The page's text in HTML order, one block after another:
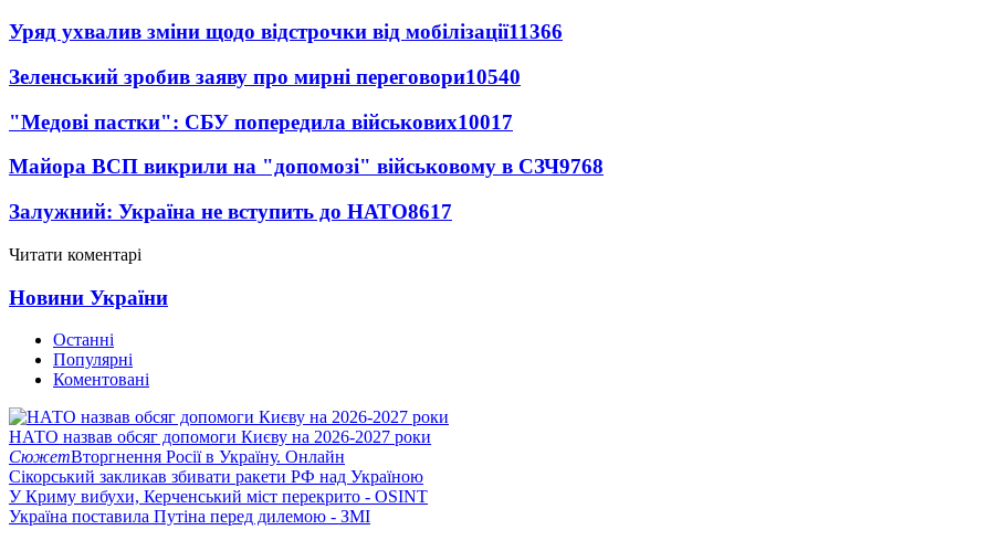
Уряд ухвалив зміни щодо відстрочки від мобілізації11366
Зеленський зробив заяву про мирні переговори10540
"Медові пастки": СБУ попередила військових10017
Майора ВСП викрили на "допомозі" військовому в СЗЧ9768
Залужний: Україна не вступить до НАТО8617
Читати коментарі
Новини України
Останні
Популярні
Коментовані
НАТО назвав обсяг допомоги Києву на 2026-2027 роки
СюжетВторгнення Росії в Україну. Онлайн
Сікорський закликав збивати ракети РФ над Україною
У Криму вибухи, Керченський міст перекрито - OSINT
Україна поставила Путіна перед дилемою - ЗМІ